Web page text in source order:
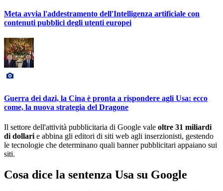
Meta avvia l'addestramento dell'Intelligenza artificiale con
contenuti pubblici degli utenti europei
Guerra dei dazi, la Cina è pronta a rispondere agli Usa: ecco
come, la nuova strategia del Dragone
Il settore dell'attività pubblicitaria di Google vale oltre 31 miliardi
di dollari e abbina gli editori di siti web agli inserzionisti, gestendo
le tecnologie che determinano quali banner pubblicitari appaiano sui
siti.
Cosa dice la sentenza Usa su Google